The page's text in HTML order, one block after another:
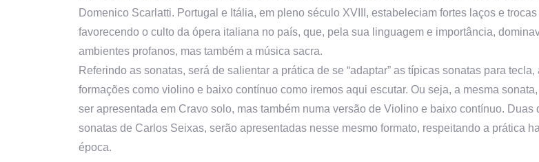
Domenico Scarlatti. Portugal e Itália, em pleno século XVIII, estabeleciam fortes laços e
favorecendo o culto da ópera italiana no país, que, pela sua linguagem e importância,
ambientes profanos, mas também a música sacra.
Referindo as sonatas, será de salientar a prática de se “adaptar” as típicas sonatas para tecla,
formações como violino e baixo contínuo como iremos aqui escutar. Ou seja, a mesma
ser apresentada em Cravo solo, mas também numa versão de Violino e baixo contínuo. Duas
sonatas de Carlos Seixas, serão apresentadas nesse mesmo formato, respeitando a prática
época.